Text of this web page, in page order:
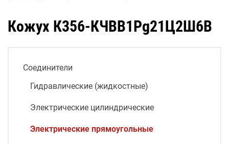
Кожух К356-КЧВВ1Pg21Ц2Ш6В
Соединители
Гидравлические (жидкостные)
Электрические цилиндрические
Электрические прямоугольные